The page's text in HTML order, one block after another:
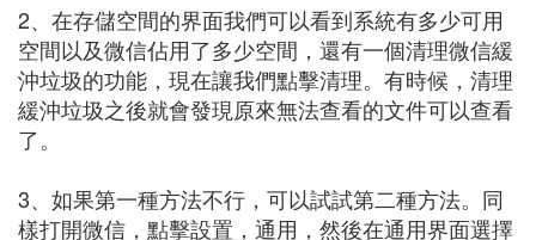
2、在存儲空間的界面我們可以看到系統有多少可用
空間以及微信佔用了多少空間，還有一個清理微信緩
沖垃圾的功能，現在讓我們點擊清理。有時候，清理
緩沖垃圾之後就會發現原來無法查看的文件可以查看
了。
3、如果第一種方法不行，可以試試第二種方法。同
樣打開微信，點擊設置，通用，然後在通用界面選擇